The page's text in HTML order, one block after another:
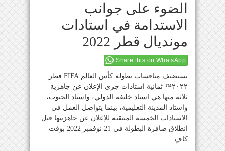
الضوء على جوانب
الاستدامة في استادات
مونديال قطر 2022
Share this on WhatsApp
تستضيف منافسات بطولة كأس العالم FIFA قطر
٢٠٢٢™️ ثمانية استادات جرى الإعلان عن جاهزية
ثلاثة منها هي استاد خليفة الدولي، واستاد الجنوب،
واستاد المدينة التعليمية، بينما يتواصل العمل في
الاستادات الخمسة المتبقية للإعلان عن جاهزيتها قبل
انطلاق صافرة البطولة في 21 نوفمبر 2022 بوقت
كافٍ.